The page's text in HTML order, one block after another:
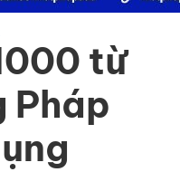
từ
Pháp